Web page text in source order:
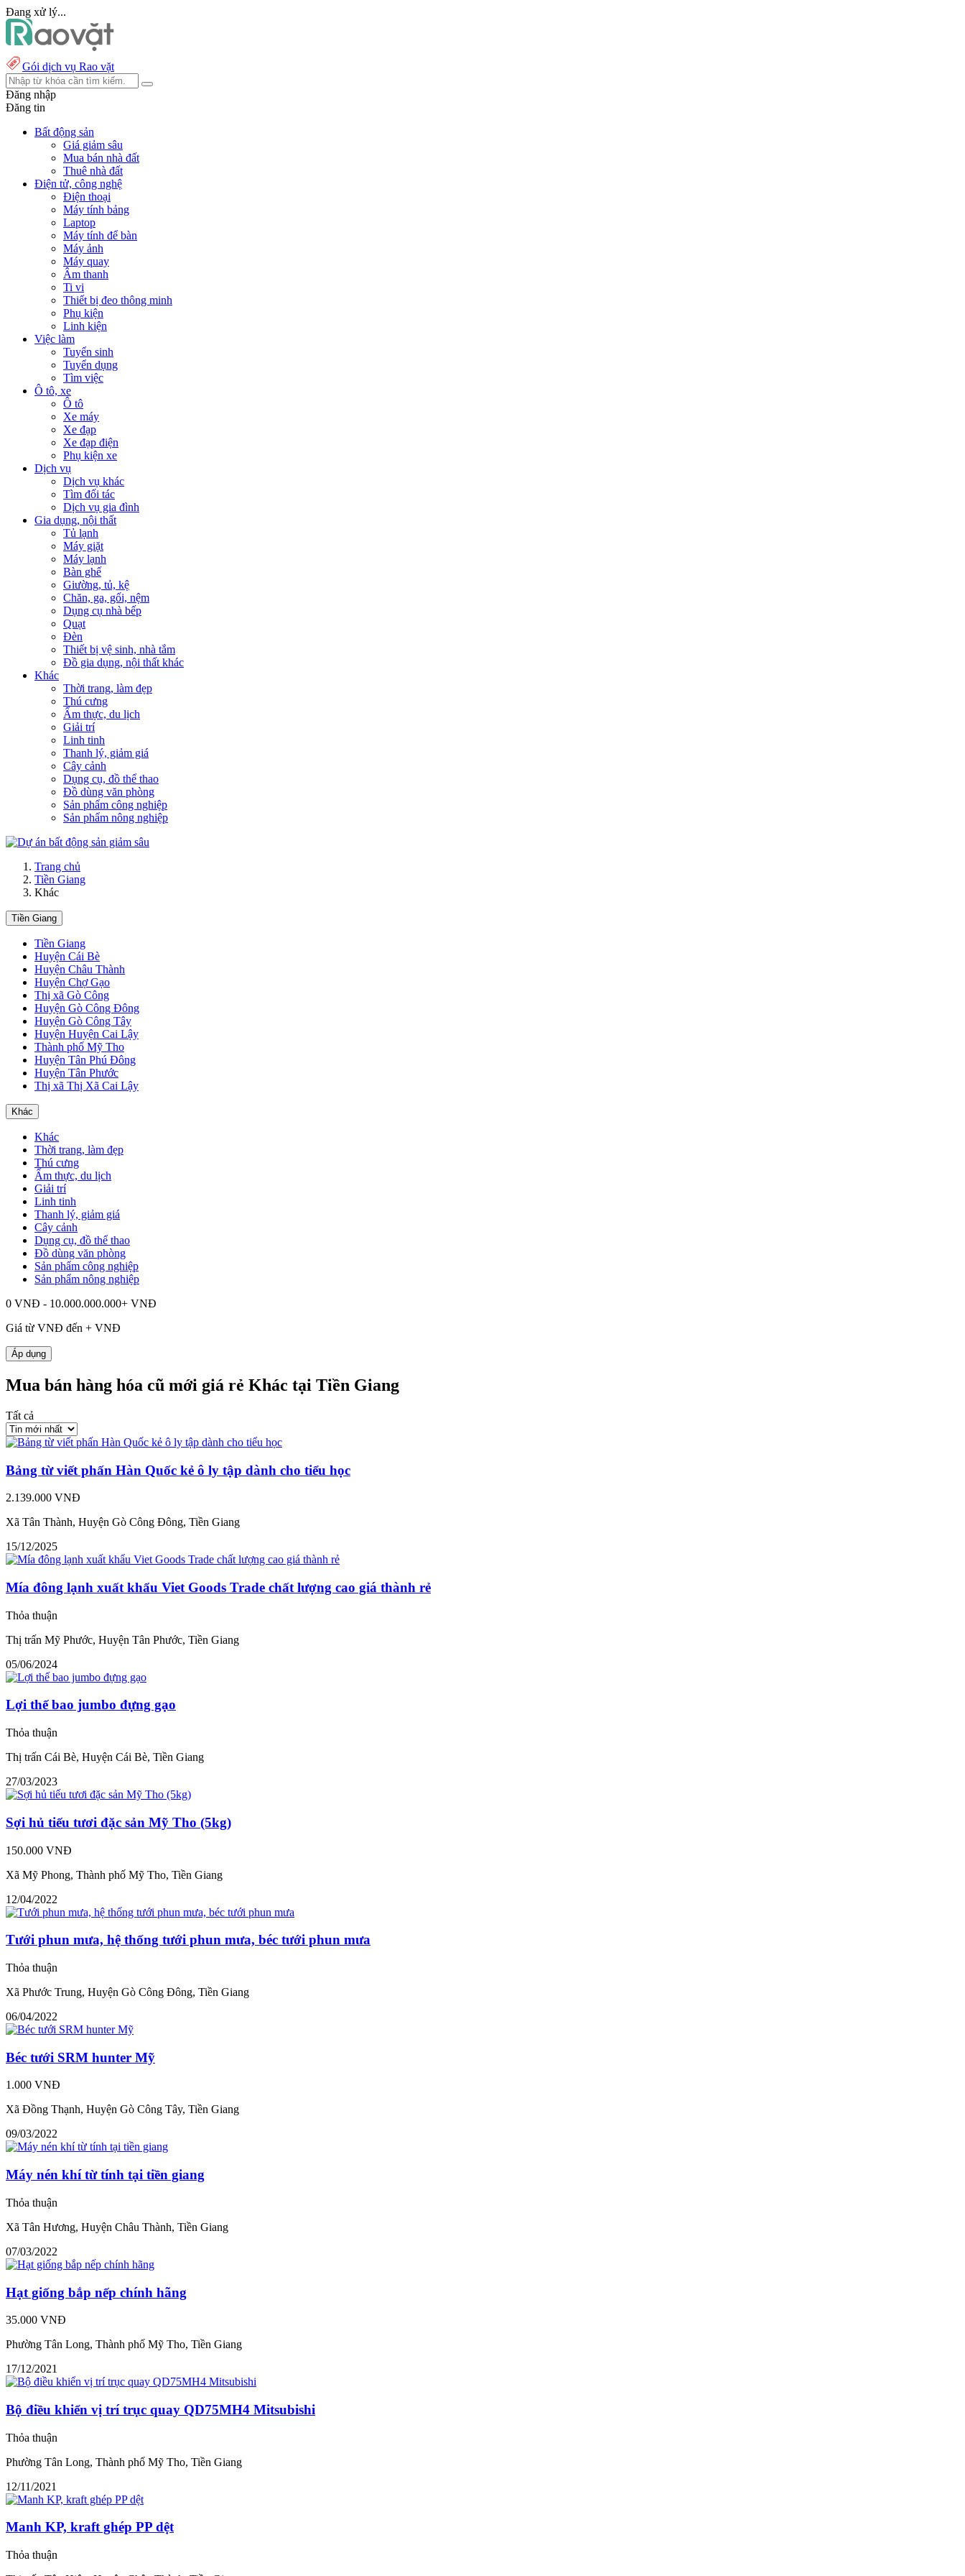
Đang xử lý...
Gói dịch vụ Rao vặt
Đăng nhập
Đăng tin
Bất động sản
Giá giảm sâu
Mua bán nhà đất
Thuê nhà đất
Điện tử, công nghệ
Điện thoại
Máy tính bảng
Laptop
Máy tính để bàn
Máy ảnh
Máy quay
Âm thanh
Ti vi
Thiết bị đeo thông minh
Phụ kiện
Linh kiện
Việc làm
Tuyển sinh
Tuyển dụng
Tìm việc
Ô tô, xe
Ô tô
Xe máy
Xe đạp
Xe đạp điện
Phụ kiện xe
Dịch vụ
Dịch vụ khác
Tìm đối tác
Dịch vụ gia đình
Gia dụng, nội thất
Tủ lạnh
Máy giặt
Máy lạnh
Bàn ghế
Giường, tủ, kệ
Chăn, ga, gối, nệm
Dụng cụ nhà bếp
Quạt
Đèn
Thiết bị vệ sinh, nhà tắm
Đồ gia dụng, nội thất khác
Khác
Thời trang, làm đẹp
Thú cưng
Ẩm thực, du lịch
Giải trí
Linh tinh
Thanh lý, giảm giá
Cây cảnh
Dụng cụ, đồ thể thao
Đồ dùng văn phòng
Sản phẩm công nghiệp
Sản phẩm nông nghiệp
Trang chủ
Tiền Giang
Khác
Tiền Giang
Tiền Giang
Huyện Cái Bè
Huyện Châu Thành
Huyện Chợ Gạo
Thị xã Gò Công
Huyện Gò Công Đông
Huyện Gò Công Tây
Huyện Huyện Cai Lậy
Thành phố Mỹ Tho
Huyện Tân Phú Đông
Huyện Tân Phước
Thị xã Thị Xã Cai Lậy
Khác
Khác
Thời trang, làm đẹp
Thú cưng
Ẩm thực, du lịch
Giải trí
Linh tinh
Thanh lý, giảm giá
Cây cảnh
Dụng cụ, đồ thể thao
Đồ dùng văn phòng
Sản phẩm công nghiệp
Sản phẩm nông nghiệp
0 VNĐ - 10.000.000.000+ VNĐ
Giá từ VNĐ đến + VNĐ
Áp dụng
Mua bán hàng hóa cũ mới giá rẻ Khác tại Tiền Giang
Tất cả
Bảng từ viết phấn Hàn Quốc kẻ ô ly tập dành cho tiểu học
2.139.000 VNĐ
Xã Tân Thành, Huyện Gò Công Đông, Tiền Giang
15/12/2025
Mía đông lạnh xuất khẩu Viet Goods Trade chất lượng cao giá thành rẻ
Thỏa thuận
Thị trấn Mỹ Phước, Huyện Tân Phước, Tiền Giang
05/06/2024
Lợi thế bao jumbo đựng gạo
Thỏa thuận
Thị trấn Cái Bè, Huyện Cái Bè, Tiền Giang
27/03/2023
Sợi hủ tiếu tươi đặc sản Mỹ Tho (5kg)
150.000 VNĐ
Xã Mỹ Phong, Thành phố Mỹ Tho, Tiền Giang
12/04/2022
Tưới phun mưa, hệ thống tưới phun mưa, béc tưới phun mưa
Thỏa thuận
Xã Phước Trung, Huyện Gò Công Đông, Tiền Giang
06/04/2022
Béc tưới SRM hunter Mỹ
1.000 VNĐ
Xã Đồng Thạnh, Huyện Gò Công Tây, Tiền Giang
09/03/2022
Máy nén khí từ tính tại tiền giang
Thỏa thuận
Xã Tân Hương, Huyện Châu Thành, Tiền Giang
07/03/2022
Hạt giống bắp nếp chính hãng
35.000 VNĐ
Phường Tân Long, Thành phố Mỹ Tho, Tiền Giang
17/12/2021
Bộ điều khiển vị trí trục quay QD75MH4 Mitsubishi
Thỏa thuận
Phường Tân Long, Thành phố Mỹ Tho, Tiền Giang
12/11/2021
Manh KP, kraft ghép PP dệt
Thỏa thuận